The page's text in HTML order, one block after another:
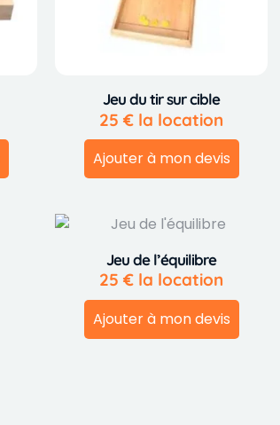
Jeu du tir sur cible
25 € la location
Ajouter à mon devis
Jeu de l’équilibre
25 € la location
Ajouter à mon devis